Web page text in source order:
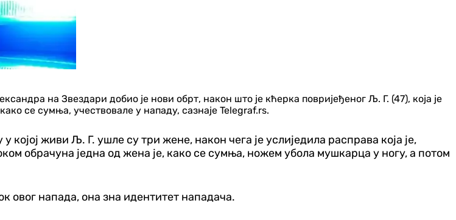
на Звездари добио је нови обрт, након што је кћерка повријеђеног Љ. Г. (47), која је
се сумња, учествовале у нападу, сазнаје Telegraf.rs.
у којој живи Љ. Г. ушле су три жене, након чега је услиједила расправа која је,
обрачуна једна од жена је, како се сумња, ножем убола мушкарца у ногу, а потом
овог напада, она зна идентитет нападача.